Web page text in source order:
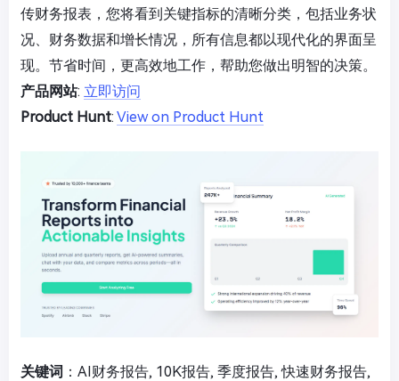
传财务报表，您将看到关键指标的清晰分类，包括业务状
况、财务数据和增长情况，所有信息都以现代化的界面呈
现。节省时间，更高效地工作，帮助您做出明智的决策。
产品网站: 立即访问
Product Hunt: View on Product Hunt
关键词 ：AI财务报告, 10K报告, 季度报告, 快速财务报告,